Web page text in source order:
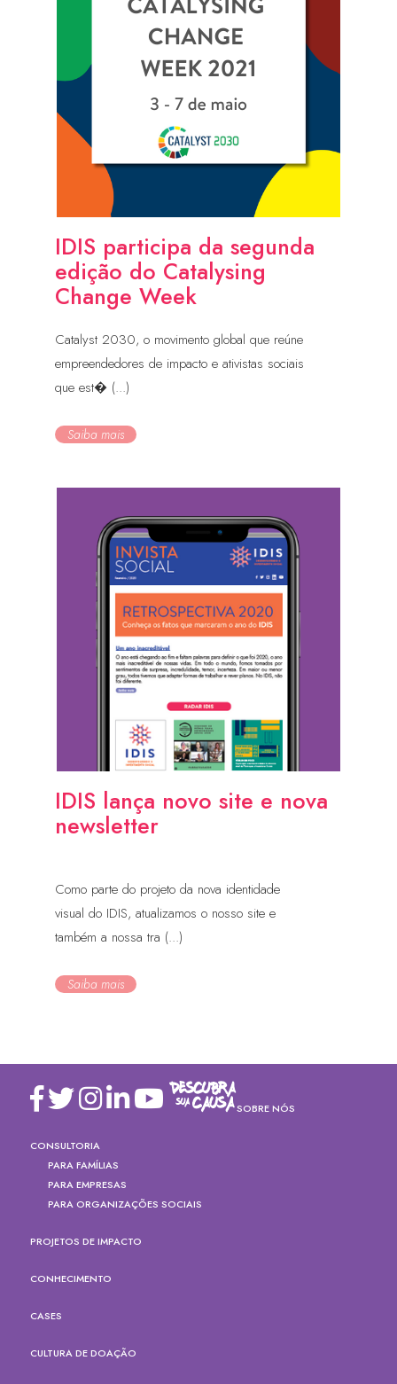
IDIS participa da segunda
edição do Catalysing
Change Week
Catalyst 2030, o movimento global que reúne
empreendedores de impacto e ativistas sociais
que est� (...)
Saiba mais
IDIS lança novo site e nova
newsletter
Como parte do projeto da nova identidade
visual do IDIS, atualizamos o nosso site e
também a nossa tra (...)
Saiba mais
SOBRE NÓS
CONSULTORIA
PARA FAMÍLIAS
PARA EMPRESAS
PARA ORGANIZAÇÕES SOCIAIS
PROJETOS DE IMPACTO
CONHECIMENTO
CASES
CULTURA DE DOAÇÃO